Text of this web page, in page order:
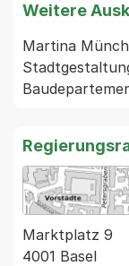
Weitere
Martina
Marktplatz 9
4001 Basel